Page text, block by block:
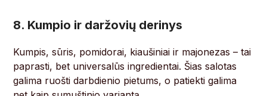
8. Kumpio ir daržovių derinys
Kumpis, sūris, pomidorai, kiaušiniai ir majonezas – tai
paprasti, bet universalūs ingredientai. Šias salotas
galima ruošti darbdienio pietums, o patiekti galima